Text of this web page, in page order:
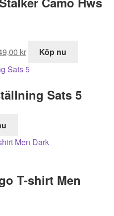
kr
nuvarande
priset
3
Köp nu
Sats 5
T-shirt Men